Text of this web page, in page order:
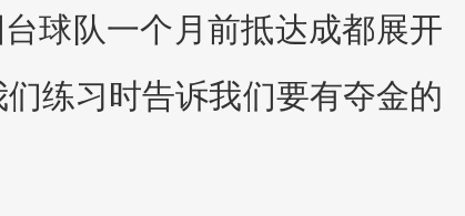
球队一个月前抵达成都展开
练习时告诉我们要有夺金的